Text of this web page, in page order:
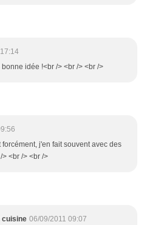
idée !<br /> <br /> <br />
forcément, j'en fait souvent avec des
> <br /> <br />
cuisine 06/09/2011 09:07